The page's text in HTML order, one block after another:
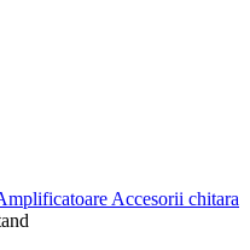
Accesorii chitara